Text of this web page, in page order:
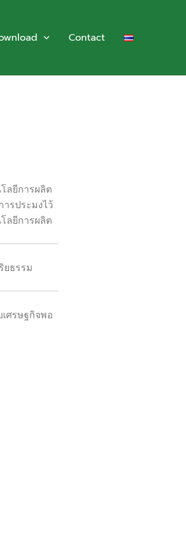
Contact
ลยีการผลิต
รประมงไว้
ลยีการผลิต
ธรรม
ศรษฐกิจพอ